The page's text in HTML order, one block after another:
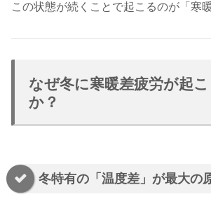
この状態が続くことで起こるのが「寒
なぜ冬に寒暖差疲労が起
か？
冬特有の「温度差」が最大の